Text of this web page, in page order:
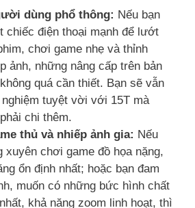
dùng phổ thông: Nếu bạn
chiếc điện thoại mạnh để lướt
chơi game nhẹ và thỉnh
ảnh, những nâng cấp trên bản
quá cần thiết. Bạn sẽ vẫn
tuyệt vời với 15T mà
chi thêm.
thủ và nhiếp ảnh gia: Nếu
xuyên chơi game đồ họa nặng,
ổn định nhất; hoặc bạn đam
muốn có những bức hình chất
khả năng zoom linh hoạt, thì